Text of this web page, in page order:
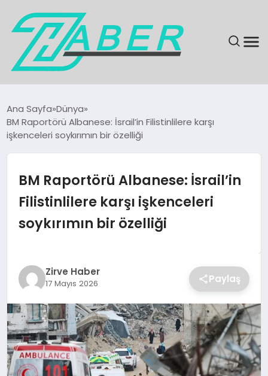
GÜNDEM
EĞITIM
SAĞLIK
SPOR
TEKNOLOJI
Ana Sayfa Dünya
BM Raportörü Albanese: İsrail’in Filistinlilere karşı
işkenceleri soykırımın bir özelliği
BM Raportörü Albanese: İsrail’in
Filistinlilere karşı işkenceleri
soykırımın bir özelliği
Zirve Haber
17 Mayıs 2026 Paylaş